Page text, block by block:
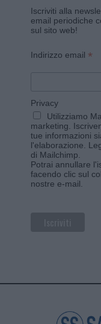
Iscriviti alla
email periodiche
sul sito web!
Indirizzo email *
Privacy
Utilizziamo
marketing.
tue informazioni
l'elaborazione.
di Mailchimp
Potrai annullare
facendo clic sul
nostre e-mail.